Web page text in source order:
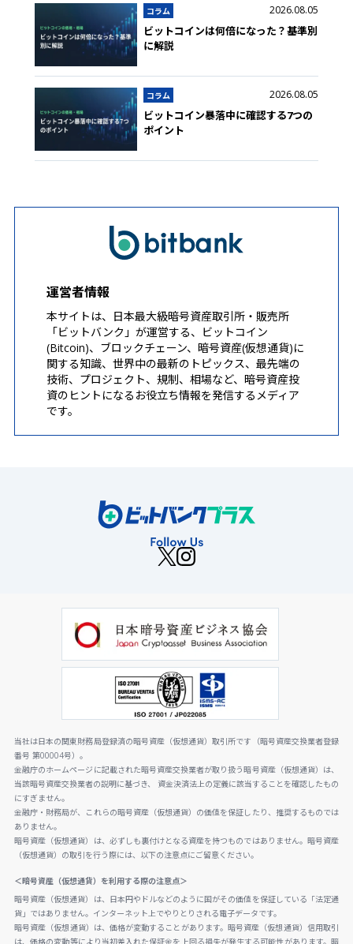
コラム 2026.08.05
ビットコインは何倍になった？基準別
に解説
コラム 2026.08.05
ビットコイン暴落中に確認する7つの
ポイント
運営者情報
本サイトは、日本最大級暗号資産取引所・販売所
「ビットバンク」が運営する、ビットコイン
(Bitcoin)、ブロックチェーン、暗号資産(仮想通貨)に
関する知識、世界中の最新のトピックス、最先端の
技術、プロジェクト、規制、相場など、暗号資産投
資のヒントになるお役立ち情報を発信するメディア
です。
当社は日本の関東財務局登録済の暗号資産（仮想通貨）取引所です（暗号資産交換業者登録
番号 第00004号）。
金融庁のホームページに記載された暗号資産交換業者が取り扱う暗号資産（仮想通貨）は、
当該暗号資産交換業者の説明に基づき、 資金決済法上の定義に該当することを確認したもの
にすぎません。
金融庁・財務局が、これらの暗号資産（仮想通貨）の価値を保証したり、推奨するものでは
ありません。
暗号資産（仮想通貨）は、必ずしも裏付けとなる資産を持つものではありません。暗号資産
（仮想通貨）の取引を行う際には、以下の注意点にご留意ください。
＜暗号資産（仮想通貨）を利用する際の注意点＞
暗号資産（仮想通貨）は、日本円やドルなどのように国がその価値を保証している「法定通
貨」ではありません。インターネット上でやりとりされる電子データです。
暗号資産（仮想通貨）は、価格が変動することがあります。暗号資産（仮想通貨）信用取引